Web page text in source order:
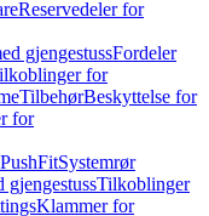
Reservedeler for
gjengestussFordeler
for
TilbehørBeskyttelse for
for
Systemrør
gjengestussTilkoblinger
Klammer for